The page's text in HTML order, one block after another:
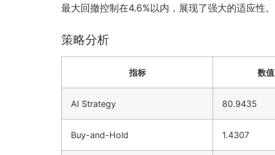
最大回撤控制在4.6%以内，展现了强大的适应性。
策略分析
指标 数值
AI Strategy 80.9435
Buy-and-Hold 1.4307